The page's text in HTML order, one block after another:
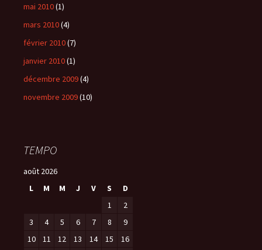
mai 2010(1)
mars 2010(4)
février 2010(7)
janvier 2010(1)
décembre 2009(4)
novembre 2009(10)
TEMPO
août 2026
L
M M J V S
D
1
2
3
4 5 6 7 8
9
10
11 12 13 14 15 16